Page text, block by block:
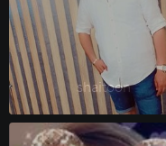
shaitoon